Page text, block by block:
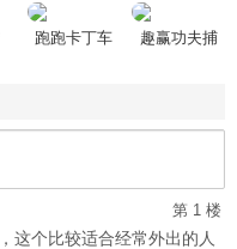
跑跑卡丁车
趣赢功夫捕
第 1 楼
这个比较适合经常外出的人